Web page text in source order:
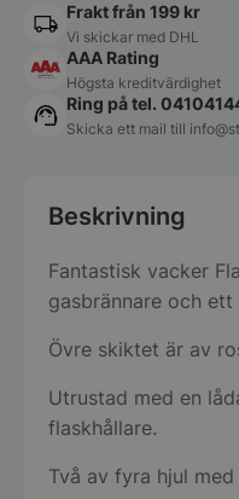
Frakt från 199 kr
Vi skickar med DHL
AAA Rating
Högsta kreditvärdighet
Ring på tel.
Skicka ett mail till
Beskrivning
Fantastisk vacker
gasbrännare och
Övre skiktet är av
Utrustad med en
flaskhållare.
Två av fyra hjul med